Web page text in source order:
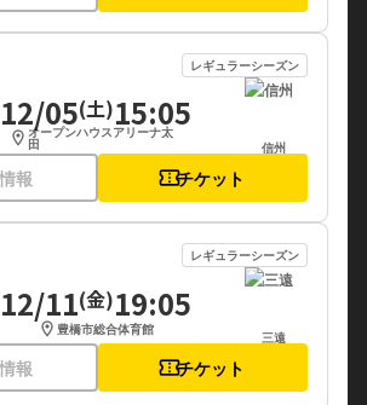
レギュラーシーズン
12/05(土)15:05
location_on オープンハウスアリーナ太
田 信州
報 confirmation_numberチケット
レギュラーシーズン
12/11(金)19:05
location_on 豊橋市総合体育館 三遠
報 confirmation_numberチケット